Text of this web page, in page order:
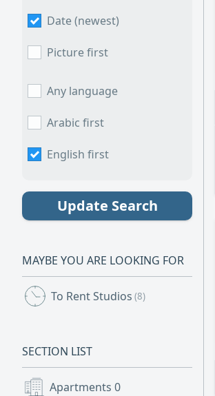
Date (newest)
Picture first
Any language
Arabic first
English first
Update Search
MAYBE YOU ARE LOOKING FOR
To Rent Studios (8)
SECTION LIST
Apartments 0